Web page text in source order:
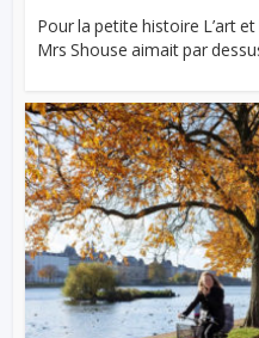
Pour la petite histoire L’art
Mrs Shouse aimait par